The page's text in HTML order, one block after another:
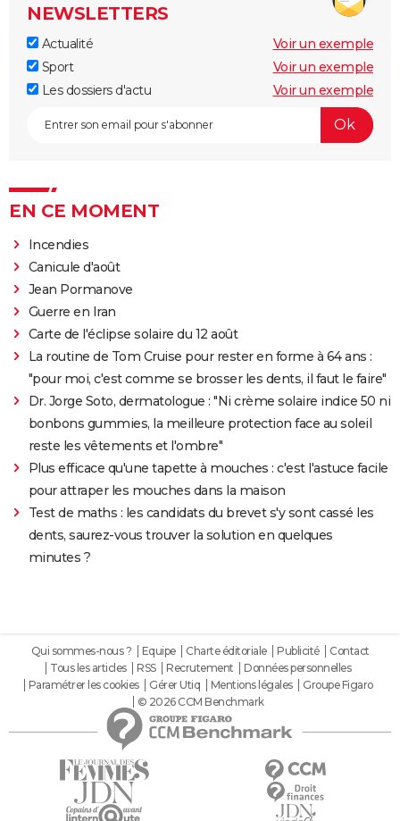
NEWSLETTERS
Actualité
Voir un exemple
Sport
Voir un exemple
Les dossiers d'actu
Voir un exemple
EN CE MOMENT
Incendies
Canicule d'août
Jean Pormanove
Guerre en Iran
Carte de l'éclipse solaire du 12 août
La routine de Tom Cruise pour rester en forme à 64 ans :
"pour moi, c'est comme se brosser les dents, il faut le faire"
Dr. Jorge Soto, dermatologue : "Ni crème solaire indice 50 ni
bonbons gummies, la meilleure protection face au soleil
reste les vêtements et l'ombre"
Plus efficace qu'une tapette à mouches : c'est l'astuce facile
pour attraper les mouches dans la maison
Test de maths : les candidats du brevet s'y sont cassé les
dents, saurez-vous trouver la solution en quelques
minutes ?
Qui sommes-nous ? Equipe Charte éditoriale Publicité
Contact
Tous les articles
RSS Recrutement
Données personnelles
Paramétrer les cookies
Gérer Utiq Mentions légales
Groupe Figaro
© 2026 CCM Benchmark